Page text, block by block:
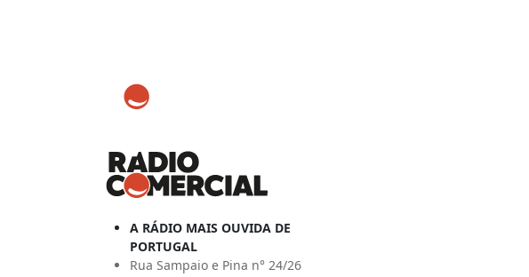
A RÁDIO MAIS OUVIDA DE
PORTUGAL
Rua Sampaio e Pina n° 24/26